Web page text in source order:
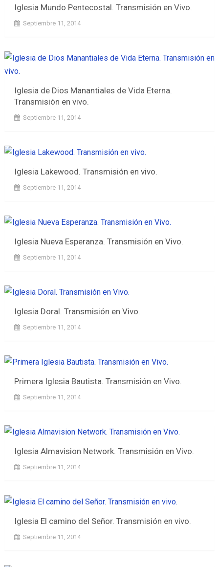
Iglesia Mundo Pentecostal. Transmisión en Vivo.
Septiembre 11, 2014
Iglesia de Dios Manantiales de Vida Eterna.
Transmisión en vivo.
Septiembre 11, 2014
Iglesia Lakewood. Transmisión en vivo.
Septiembre 11, 2014
Iglesia Nueva Esperanza. Transmisión en Vivo.
Septiembre 11, 2014
Iglesia Doral. Transmisión en Vivo.
Septiembre 11, 2014
Primera Iglesia Bautista. Transmisión en Vivo.
Septiembre 11, 2014
Iglesia Almavision Network. Transmisión en Vivo.
Septiembre 11, 2014
Iglesia El camino del Señor. Transmisión en vivo.
Septiembre 11, 2014